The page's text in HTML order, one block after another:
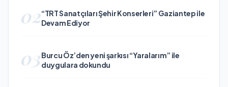
02“TRT Sanatçıları Şehir Konserleri” Gaziantep ile
Devam Ediyor
03Burcu Öz’den yeni şarkısı “Yaralarım” ile
duygulara dokundu